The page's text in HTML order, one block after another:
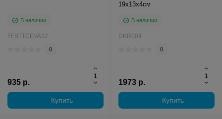
В наличии
FFBTTCEVA22
0
935 р.
Купить
19x13x4см
В наличии
DKR084
0
1973 р.
Купить